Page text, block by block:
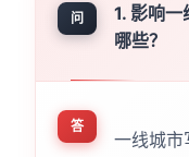
问
1. 影响
哪些？
答
一线城市